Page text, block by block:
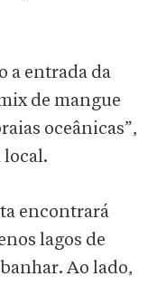
a entrada da
de mangue
oceânicas”,
local.
encontrará
lagos de
Ao lado,